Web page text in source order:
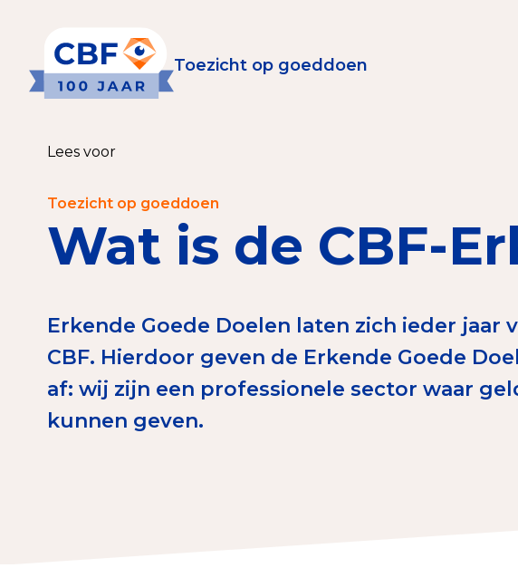
Toezicht op goeddoen
Toezicht op goeddoen
CBF-Erkenning aanvragen
Tarieven CBF-Erkenning
Publiek
Check het CBF-keurmerk van
Lees voor
Toezicht op goeddoen
Wat is de CBF-
Erkende Goede Doelen laten zich ieder
CBF. Hierdoor geven de Erkende Goede
af: wij zijn een professionele sector waar
kunnen geven.